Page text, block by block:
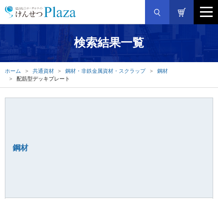
検索結果一覧
ホーム 共通資材 鋼材・非鉄金属資材・スクラップ
鋼材
配筋型デッキプレート
鋼材